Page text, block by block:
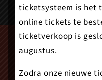
ticketsysteem is het
online tickets te
ticketverkoop is
augustus.
Zodra onze nieuwe